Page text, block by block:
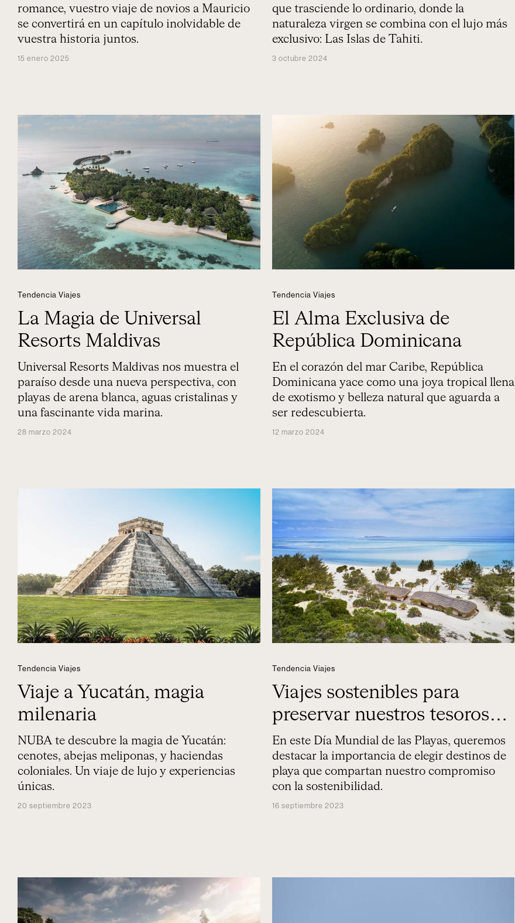
romance, vuestro viaje de novios a Mauricio
se convertirá en un capítulo inolvidable de
vuestra historia juntos.
15 enero 2025
que trasciende lo ordinario, donde la
naturaleza virgen se combina con el lujo más
exclusivo: Las Islas de Tahiti.
3 octubre 2024
Tendencia Viajes
La Magia de Universal
Resorts Maldivas
Universal Resorts Maldivas nos muestra el
paraíso desde una nueva perspectiva, con
playas de arena blanca, aguas cristalinas y
una fascinante vida marina.
28 marzo 2024
Tendencia Viajes
El Alma Exclusiva de
República Dominicana
En el corazón del mar Caribe, República
Dominicana yace como una joya tropical llena
de exotismo y belleza natural que aguarda a
ser redescubierta.
12 marzo 2024
Tendencia Viajes
Viaje a Yucatán, magia
milenaria
NUBA te descubre la magia de Yucatán:
cenotes, abejas meliponas, y haciendas
coloniales. Un viaje de lujo y experiencias
únicas.
20 septiembre 2023
Tendencia Viajes
Viajes sostenibles para
preservar nuestros tesoros
marinos
En este Día Mundial de las Playas, queremos
destacar la importancia de elegir destinos de
playa que compartan nuestro compromiso
con la sostenibilidad.
16 septiembre 2023